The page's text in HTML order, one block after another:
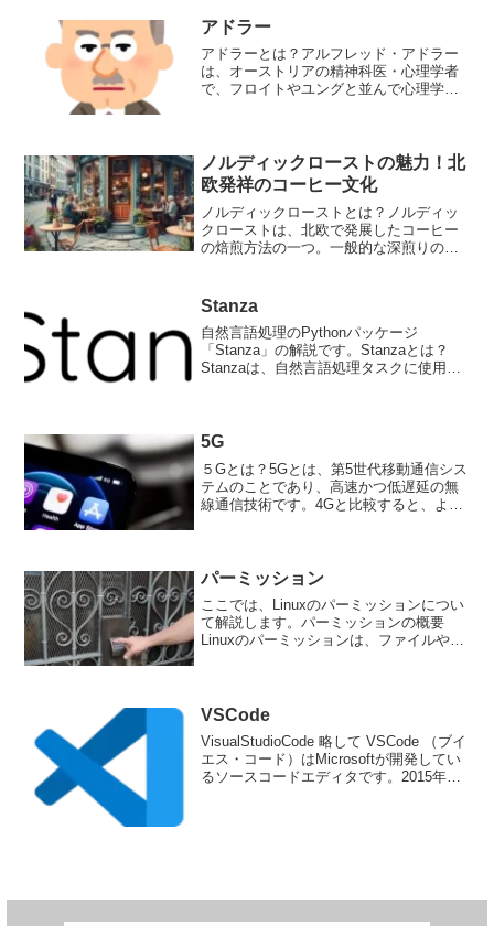
ます。有害物質にはさまざま...
アドラー
アドラーとは？アルフレッド・アドラー
は、オーストリアの精神科医・心理学者
で、フロイトやユングと並んで心理学の
現を目指すと考えました。...
ノルディックローストの魅力！北
欧発祥のコーヒー文化
ノルディックローストとは？ノルディッ
クローストは、北欧で発展したコーヒー
の焙煎方法の一つ。一般的な深煎りのコ
ーティーな酸味や華やかな香りが特徴と
なります。ノルディックロ...
Stanza
自然言語処理のPythonパッケージ
「Stanza」の解説です。Stanzaとは？
Stanzaは、自然言語処理タスクに使用で
ま...
5G
５Gとは？5Gとは、第5世代移動通信シス
テムのことであり、高速かつ低遅延の無
線通信技術です。4Gと比較すると、より
通信5Gは、1...
パーミッション
ここでは、Linuxのパーミッションについ
て解説します。パーミッションの概要
Linuxのパーミッションは、ファイルやデ
「所有者」、...
VSCode
VisualStudioCode 略して VSCode （ブイ
エス・コード）はMicrosoftが開発してい
るソースコードエディタです。2015年に